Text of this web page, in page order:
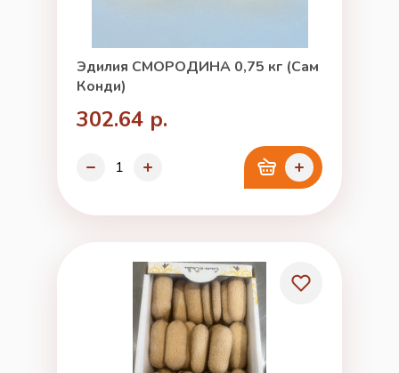
Эдилия СМОРОДИНА 0,75 кг (Сам
Конди)
302.64 р.